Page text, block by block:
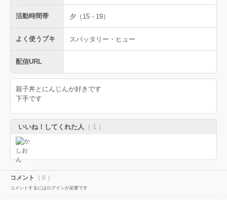
活動時間帯 夕（15 - 19）
よく使うブキ スパッタリー・ヒュー
配信URL
親子丼とにんじんが好きです
下手です
いいね！してくれた人 （ 1 ）
コメント （ 0 ）
コメントするにはログインが必要です